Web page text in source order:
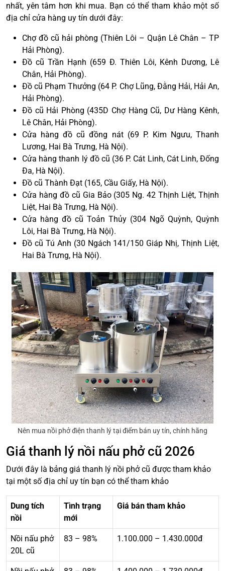
nhất, yên tâm hơn khi mua. Bạn có thể tham khảo một số
địa chỉ cửa hàng uy tín dưới đây:
Chợ đồ cũ hải phòng (Thiên Lôi – Quận Lê Chân – TP
Hải Phòng).
Đồ cũ Trần Hạnh (659 Đ. Thiên Lôi, Kênh Dương, Lê
Chân, Hải Phòng).
Đồ cũ Phạm Thưởng (64 P. Chợ Lũng, Đằng Hải, Hải An,
Hải Phòng).
Đồ cũ Hải Phòng (435D Chợ Hàng Cũ, Dư Hàng Kênh,
Lê Chân, Hải Phòng).
Cửa hàng đồ cũ đồng nát (69 P. Kim Ngưu, Thanh
Lương, Hai Bà Trưng, Hà Nội).
Cửa hàng thanh lý đồ cũ (36 P. Cát Linh, Cát Linh, Đống
Đa, Hà Nội).
Đồ cũ Thành Đạt (165, Cầu Giấy, Hà Nội).
Cửa hàng đồ cũ Gia Bảo (305 Ng. 42 Thịnh Liệt, Thịnh
Liệt, Hai Bà Trưng, Hà Nội).
Cửa hàng đồ cũ Toản Thủy (304 Ngõ Quỳnh, Quỳnh
Lôi, Hai Bà Trưng, Hà Nội).
Đồ cũ Tú Anh (30 Ngách 141/150 Giáp Nhị, Thịnh Liệt,
Hai Bà Trưng, Hà Nội).
Nên mua nồi phở điện thanh lý tại điểm bán uy tín, chính hãng
Giá thanh lý nồi nấu phở cũ 2026
Dưới đây là bảng giá thanh lý nồi phở cũ được tham khảo
tại một số địa chỉ uy tín bạn có thể tham khảo
Dung tích
nồi
Tình trạng
mới
Giá bán tham khảo
Nồi nấu phở
20L cũ
83 – 98% 1.100.000 – 1.430.000đ